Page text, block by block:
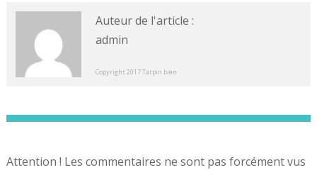
Auteur de l'article :
admin
Copyright 2017 Tarpin bien
Attention ! Les commentaires ne sont pas forcément vus